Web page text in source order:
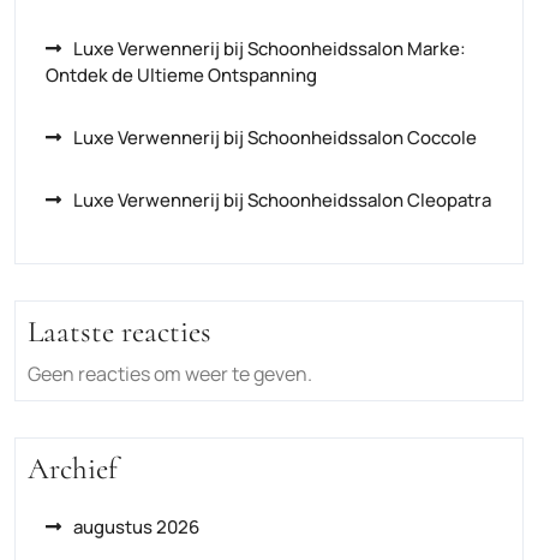
Luxe Verwennerij bij Schoonheidssalon Marke:
Ontdek de Ultieme Ontspanning
Luxe Verwennerij bij Schoonheidssalon Coccole
Luxe Verwennerij bij Schoonheidssalon Cleopatra
Laatste reacties
Geen reacties om weer te geven.
Archief
augustus 2026